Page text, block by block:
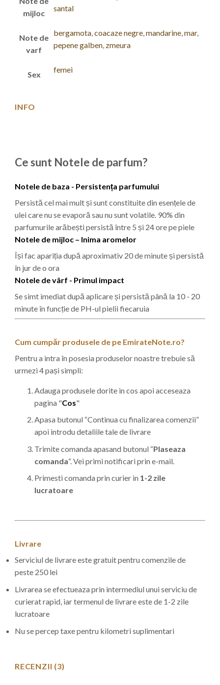
mijloc
santal
Note de
varf
bergamota coacaze negre mandarine mar,
pepene galben zmeura
Sex
femei
INFO
Ce sunt Notele de parfum?
Notele de baza - Persistența parfumului
Persistă cel mai mult și sunt constituite din esențele de
ulei care nu se evaporă sau nu sunt volatile. 90% din
parfumurile arăbești persistă între 5 și 24 ore pe piele
Notele de mijloc – Inima aromelor
Își fac apariția după aproximativ 20 de minute și persistă
în jur de o ora
Notele de vârf - Primul impact
Se simt imediat după aplicare și persistă până la 10 - 20
minute în funcție de PH-ul pielii fiecaruia
Cum cumpăr produsele de pe EmirateNote.ro?
Pentru a intra în posesia produselor noastre trebuie să
urmezi 4 pași simpli:
Adauga produsele dorite in cos apoi acceseaza
pagina "Cos"
Apasa butonul “Continua cu finalizarea comenzii”
apoi introdu detaliile tale de livrare
Trimite comanda apasand butonul “Plaseaza
comanda“. Vei primi notificari prin e-mail.
Primesti comanda prin curier in 1-2 zile
lucratoare
Livrare
Serviciul de livrare este gratuit pentru comenzile de
peste 250 lei
Livrarea se efectueaza prin intermediul unui serviciu de
curierat rapid, iar termenul de livrare este de 1-2 zile
lucratoare
Nu se percep taxe pentru kilometri suplimentari
RECENZII (3)